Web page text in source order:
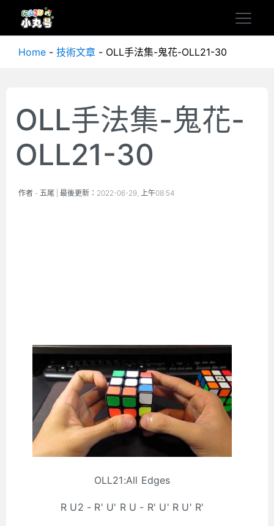
Home - 技術文章 - OLL手法集-鬼花-OLL21-30
OLL手法集-鬼花-
OLL21-30
作者 - 五尾 | 最後更新： 2022-06-29, 上午08:54
OLL21:All Edges
R U2 - R' U' R U - R' U' R U' R'